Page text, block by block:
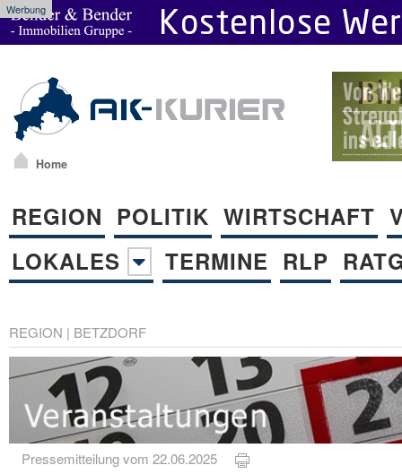
Werbung
Home
REGION POLITIK WIRTSCHAFT
LOKALES
TERMINE RLP
REGION | BETZDORF
Pressemitteilung vom 22.06.2025